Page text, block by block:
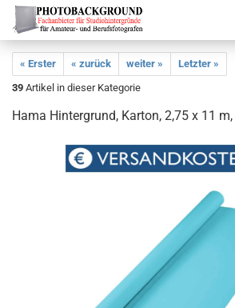
« Erster « zurück weiter »
Letzter »
39 Artikel in dieser Kategorie
Hama Hintergrund, Karton, 2,75 x 11